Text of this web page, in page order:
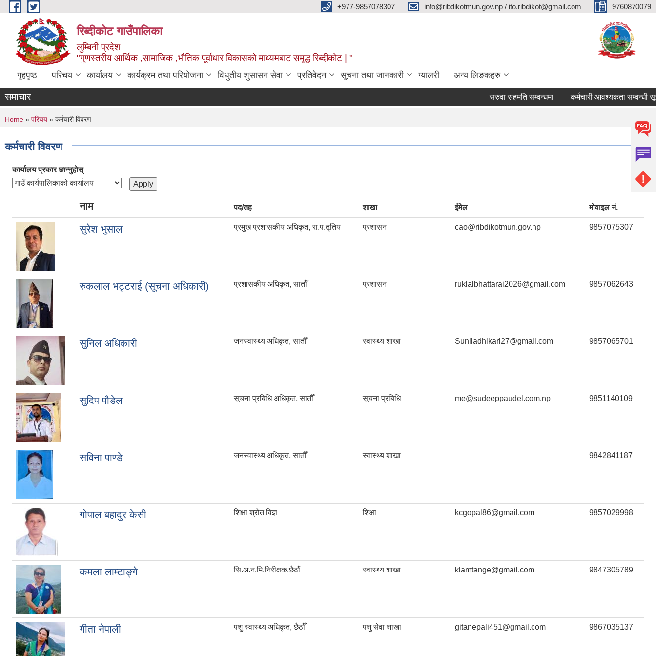
Skip to main content +977-9857078307 info@ribdikotmun.gov.np / ito.ribdikot@gmail.com 9760870079
रिब्दीकोट गाउँपालिका
लुम्बिनी प्रदेश
"गुणस्तरीय आर्थिक ,सामाजिक ,भौतिक पूर्वाधार विकासको माध्यमबाट समृद्ध रिब्दीकोट | "
गृहपृष्ठ परिचय कार्यालय कार्यक्रम तथा परियोजना विधुतीय शुसासन सेवा प्रतिवेदन सूचना तथा जानकारी ग्यालरी अन्य लिङकहरु
समाचार सरुवा सहमति सम्वन्धमा कर्मचारी आवश्यकता सम्वन्धी सूचना
You are here
Home » परिचय » कर्मचारी विवरण
कर्मचारी विवरण
कार्यालय प्रकार छान्नुहोस्
नाम पद/तह शाखा ईमेल मोवाइल नं.
सुरेश भुसाल प्रमुख प्रशासकीय अधिकृत, रा.प.तृतिय प्रशासन cao@ribdikotmun.gov.np 9857075307
रुकलाल भट्टराई (सूचना अधिकारी) प्रशासकीय अधिकृत, सातौँ प्रशासन ruklalbhattarai2026@gmail.com 9857062643
सुनिल अधिकारी जनस्वास्थ्य अधिकृत, सातौँ स्वास्थ्य शाखा Suniladhikari27@gmail.com 9857065701
सुदिप पौडेल सूचना प्रबिधि अधिकृत, सातौँ सूचना प्रबिधि me@sudeeppaudel.com.np 9851140109
सविना पाण्डे जनस्वास्थ्य अधिकृत, सातौँ स्वास्थ्य शाखा 9842841187
गोपाल बहादुर केसी शिक्षा श्रोत विज्ञ शिक्षा kcgopal86@gmail.com 9857029998
कमला लाम्टाङ्गे सि.अ.न.मि.निरीक्षक,छैठौं स्वास्थ्य शाखा klamtange@gmail.com 9847305789
गीता नेपाली पशु स्वास्थ्य अधिकृत, छैठौँ पशु सेवा शाखा gitanepali451@gmail.com 9867035137